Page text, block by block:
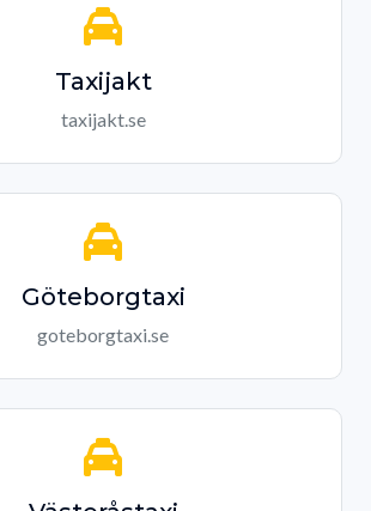
Taxijakt
taxijakt.se
Göteborgtaxi
goteborgtaxi.se